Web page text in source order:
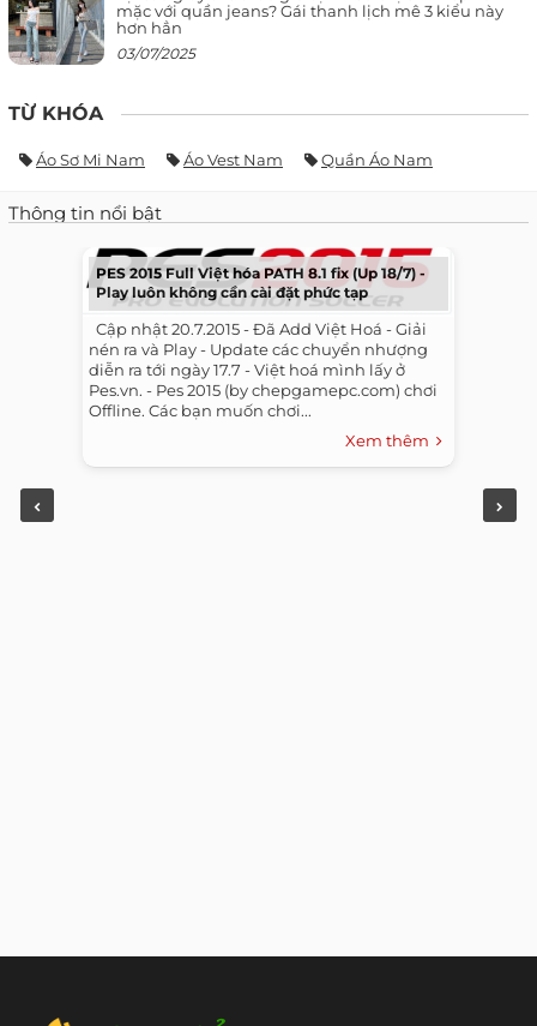
mặc với quần jeans? Gái thanh lịch mê 3 kiểu này
hơn hẳn
03/07/2025
TỪ KHÓA
Áo Sơ Mi Nam Áo Vest Nam Quần Áo Nam
Thông tin nổi bật
PES 2015 Full Việt hóa PATH 8.1 fix (Up 18/7) -
Play luôn không cần cài đặt phức tạp
​ ​ Cập nhật 20.7.2015 - Đã Add Việt Hoá - Giải
nén ra và Play - Update các chuyển nhượng
diễn ra tới ngày 17.7 - Việt hoá mình lấy ở
Pes.vn. - Pes 2015 (by chepgamepc.com) chơi
Offline. Các bạn muốn chơi...
Xem thêm